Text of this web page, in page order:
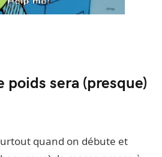
poids sera (presque)
quand on débute et